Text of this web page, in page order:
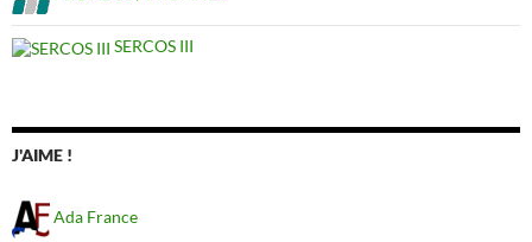
SERCOS III
J'AIME !
Ada France